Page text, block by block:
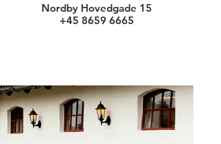
Nordby Hovedgade 15
+45 8659 6665